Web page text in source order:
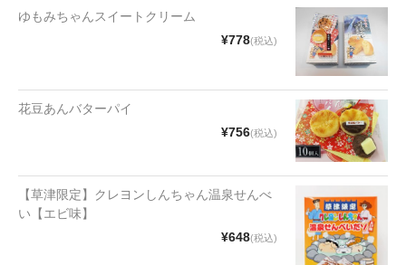
ゆもみちゃんスイートクリーム
¥778(税込)
花豆あんバターパイ
¥756(税込)
【草津限定】クレヨンしんちゃん温泉せんべ
い【エビ味】
¥648(税込)